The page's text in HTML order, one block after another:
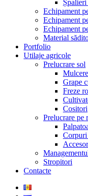
Echipament
Echipament
Echipament
Material
Portfolio
Utilaje agricole
Prelucrare sol
Mulcere
Grape
Freze
Cositori
Prelucrare pe
Corpuri
Stropitori
Contacte